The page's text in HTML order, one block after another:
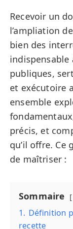
Recevoir un
l’ampliation
bien des
indispensable
publiques,
et exécutoire
ensemble
précis, et
qu’il offre.
de maîtriser :
Sommaire
1. Définition
recette